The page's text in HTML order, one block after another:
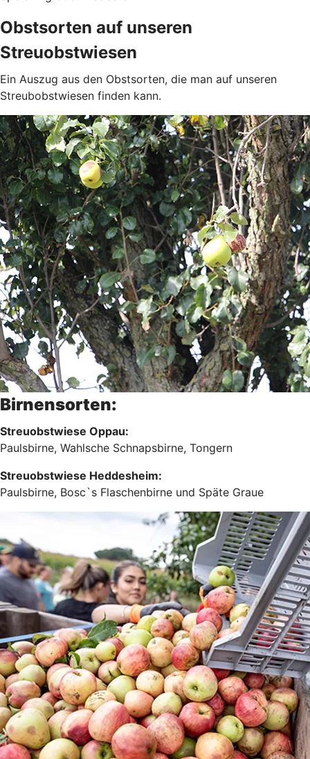
Obstsorten auf unseren
Streuobstwiesen
Ein Auszug aus den Obstsorten, die man auf unseren
Streubobstwiesen finden kann.
Birnensorten:
Streuobstwiese Oppau:
Paulsbirne, Wahlsche Schnapsbirne, Tongern
Streuobstwiese Heddesheim:
Paulsbirne, Bosc`s Flaschenbirne und Späte Graue